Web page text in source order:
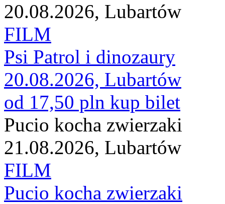
20.08.2026, Lubartów
FILM
Psi Patrol i dinozaury
20.08.2026, Lubartów
od 17,50 pln kup bilet
Pucio kocha zwierzaki
21.08.2026, Lubartów
FILM
Pucio kocha zwierzaki